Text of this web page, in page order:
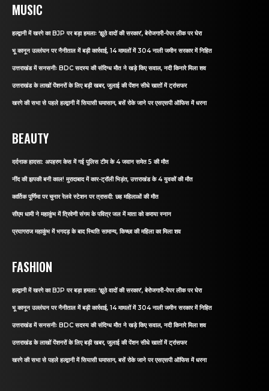
MUSIC
हल्द्वानी में खरगे का BJP पर बड़ा हमलाः ‘झूठे वादों की सरकार’, बेरोजगारी-पेपर लीक पर घेरा
भू कानून उल्लंघन पर नैनीताल में बड़ी कार्रवाई, 14 मामलों में 304 नाली जमीन सरकार में निहित
उत्तराखंड में सनसनीः BDC सदस्य की संदिग्ध मौत ने खड़े किए सवाल, नदी किनारे मिला शव
उत्तराखंड के लाखों पेंशनरों के लिए बड़ी खबर, जुलाई की पेंशन सीधे खातों में ट्रांसफर
खरगे की सभा से पहले हल्द्वानी में सियासी घमासान, बसें रोके जाने पर एसएसपी ऑफिस में धरना
BEAUTY
दर्दनाक हादसा: अपहरण केस में गई पुलिस टीम के 4 जवान समेत 5 की मौत
नींद की झपकी बनी काल! मुरादाबाद में कार-ट्रॉली भिड़ंत, उत्तराखंड के 4 युवकों की मौत
कार्तिक पूर्णिमा पर चुनार रेलवे स्टेशन पर त्रासदी: छह महिलाओं की मौत
सीएम धामी ने महाकुंभ में त्रिवेणी संगम के पवित्र जल में माता को कराया स्नान
प्रयागराज महाकुंभ में भगदड़ के बाद स्थिति सामान्य, किच्छा की महिला का मिला शव
FASHION
हल्द्वानी में खरगे का BJP पर बड़ा हमलाः ‘झूठे वादों की सरकार’, बेरोजगारी-पेपर लीक पर घेरा
भू कानून उल्लंघन पर नैनीताल में बड़ी कार्रवाई, 14 मामलों में 304 नाली जमीन सरकार में निहित
उत्तराखंड में सनसनीः BDC सदस्य की संदिग्ध मौत ने खड़े किए सवाल, नदी किनारे मिला शव
उत्तराखंड के लाखों पेंशनरों के लिए बड़ी खबर, जुलाई की पेंशन सीधे खातों में ट्रांसफर
खरगे की सभा से पहले हल्द्वानी में सियासी घमासान, बसें रोके जाने पर एसएसपी ऑफिस में धरना